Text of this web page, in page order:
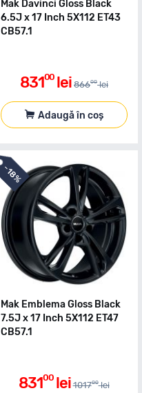
Mak Davinci Gloss Black
6.5J x 17 Inch 5X112 ET43
CB57.1
83100 lei 86600 lei
Adaugă în coș
-18%
Mak Emblema Gloss Black
7.5J x 17 Inch 5X112 ET47
CB57.1
83100 lei 101700 lei